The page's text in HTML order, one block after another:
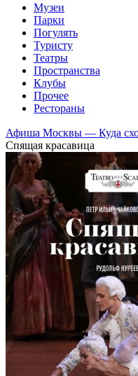
Музеи
Парки
Погулять
Туристу
Театры
Пространства
Клубы
Прочее
Рестораны
Афиша Москвы — Куда
Спящая красавица